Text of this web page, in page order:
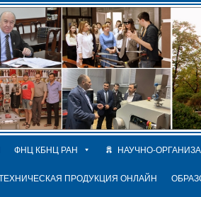
ФНЦ КБНЦ РАН НАУЧНО-
ПРОДУКЦИЯ ОНЛАЙН